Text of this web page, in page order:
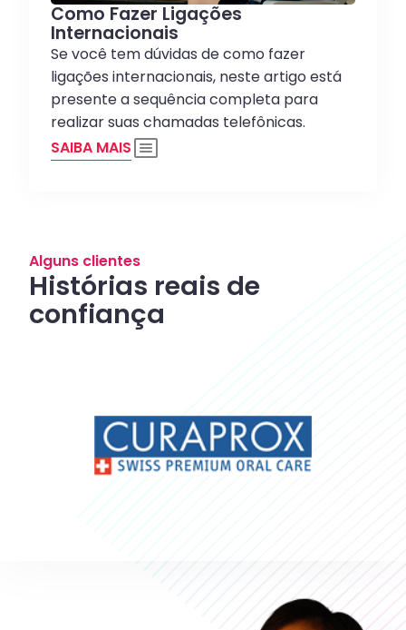
Como Fazer Ligações
Internacionais
Se você tem dúvidas de como fazer
ligações internacionais, neste artigo está
presente a sequência completa para
realizar suas chamadas telefônicas.
SAIBA MAIS
Alguns clientes
Histórias reais de
confiança